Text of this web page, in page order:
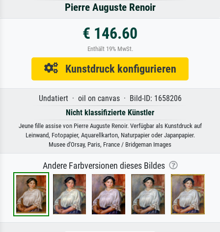
Pierre Auguste Renoir
€ 146.60
Enthält 19% MwSt.
Kunstdruck konfigurieren
Undatiert · oil on canvas · Bild-ID: 1658206
Nicht klassifizierte Künstler
Jeune fille assise von Pierre Auguste Renoir. Verfügbar als Kunstdruck auf
Leinwand, Fotopapier, Aquarellkarton, Naturpapier oder Japanpapier.
Musee d'Orsay, Paris, France / Bridgeman Images
Andere Farbversionen dieses Bildes